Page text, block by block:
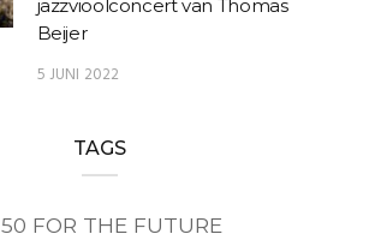
jazzvioolconcert van Thomas
Beijer
5 JUNI 2022
TAGS
50 FOR THE FUTURE